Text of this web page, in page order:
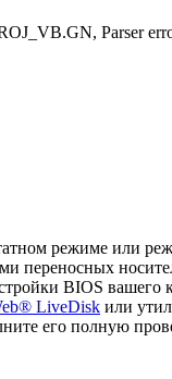
Parser
режиме или
переносных
BIOS
LiveDisk или
его полную